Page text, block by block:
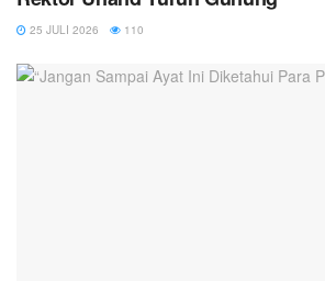
25 JULI 2026 110